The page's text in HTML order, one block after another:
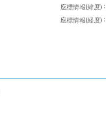
座標情報(緯度)
座標情報(経度)